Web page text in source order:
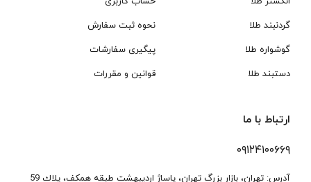
گردنبند طلا
گوشواره طلا
دستبند طلا
نحوه ثبت سفارش
پیگیری سفارشات
قوانین و مقررات
ارتباط با ما
۰۹۱۲۴۱۰۰۶۶۹
آدرس: تهران، بازار بزرگ تهران، پاساژ ارديبهشت طبقه همكف، پلاك 59